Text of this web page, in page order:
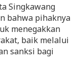
Singkawang
bahwa pihaknya
menegakkan
baik melalui
sanksi bagi